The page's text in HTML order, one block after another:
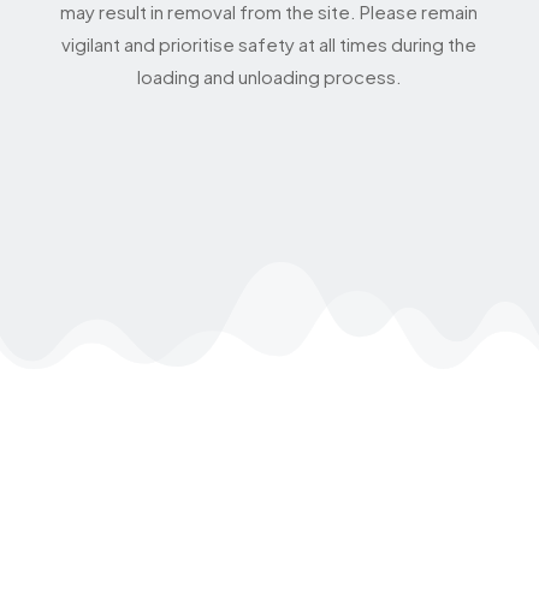
may result in removal from the site. Please remain
vigilant and prioritise safety at all times during the
loading and unloading process.